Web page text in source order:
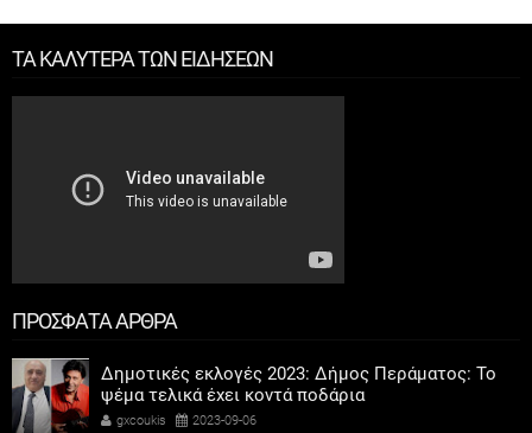
ΤΑ ΚΑΛΥΤΕΡΑ ΤΩΝ ΕΙΔΗΣΕΩΝ
ΠΡΟΣΦΑΤΑ ΑΡΘΡΑ
Δημοτικές εκλογές 2023: Δήμος Περάματος: Το
ψέμα τελικά έχει κοντά ποδάρια
gxcoukis 2023-09-06